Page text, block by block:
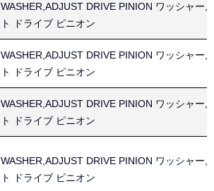
WASHER,ADJUST DRIVE PINION ワッシャー,
ト ドライブ ピニオン
WASHER,ADJUST DRIVE PINION ワッシャー,
ト ドライブ ピニオン
WASHER,ADJUST DRIVE PINION ワッシャー,
ト ドライブ ピニオン
WASHER,ADJUST DRIVE PINION ワッシャー,
ト ドライブ ピニオン